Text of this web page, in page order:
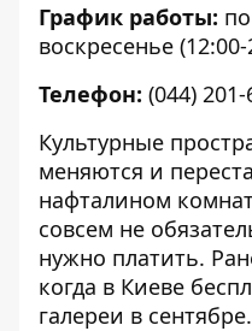
График работы:
воскресенье
Телефон: (044)
Культурные
меняются и
нафталином
совсем не
нужно платить.
когда в Киеве
галереи в сентябре.